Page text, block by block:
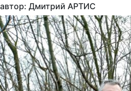
автор: Дмитрий АРТИС